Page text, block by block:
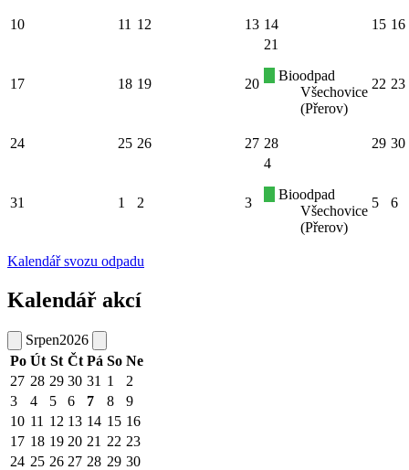
10 11 12 13 14 15 16
17 18 19 20
21
Bioodpad
Všechovice
(Přerov)
22 23
24 25 26 27 28 29 30
31 1 2 3
4
Bioodpad
Všechovice
(Přerov)
5 6
Kalendář svozu odpadu
Kalendář akcí
Srpen2026
Po Út St Čt Pá So Ne
27 28 29 30 31 1
2
3
4 5 6 7 8
9
10 11 12 13 14 15 16
17 18 19 20 21 22 23
24 25 26 27 28 29 30